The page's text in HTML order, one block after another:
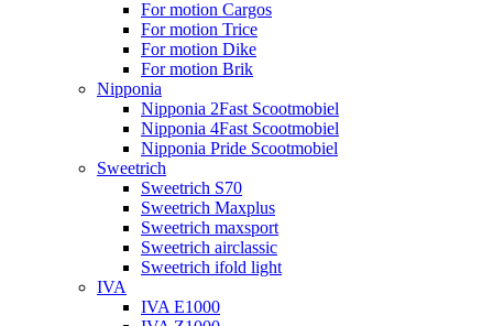
For motion Cargos
For motion Trice
For motion Dike
For motion Brik
Nipponia
Nipponia 2Fast Scootmobiel
Nipponia 4Fast Scootmobiel
Nipponia Pride Scootmobiel
Sweetrich
Sweetrich S70
Sweetrich Maxplus
Sweetrich maxsport
Sweetrich airclassic
Sweetrich ifold light
IVA
IVA E1000